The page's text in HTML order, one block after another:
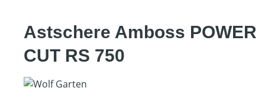
Astschere Amboss POWER
CUT RS 750